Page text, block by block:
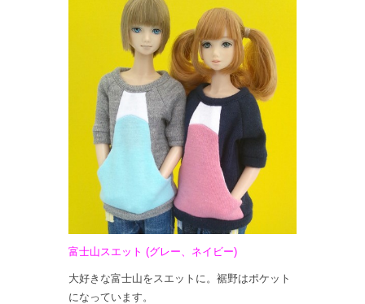
富士山スエット (グレー、ネイビー)
大好きな富士山をスエットに。裾野はポケット
になっています。